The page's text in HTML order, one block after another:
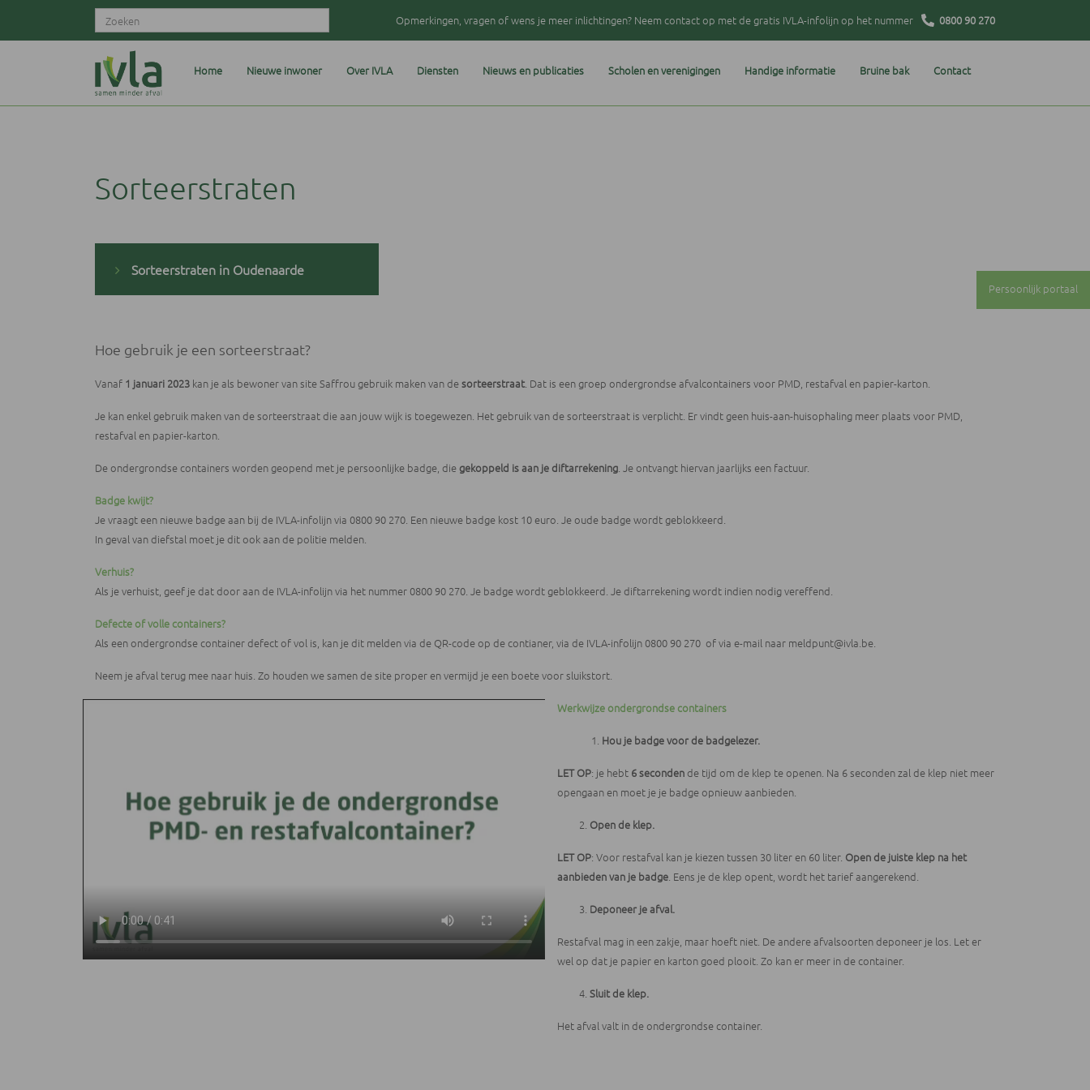
Opmerkingen, vragen of wens je meer inlichtingen? Neem contact op met de gratis IVLA-infolijn op het nummer 0800 90 270
Home Nieuwe inwoner Over IVLA Diensten Nieuws en publicaties Scholen en verenigingen Handige informatie Bruine bak Contact
Persoonlijk portaal
Sorteerstraten
Sorteerstraten in Oudenaarde
Hoe gebruik je een sorteerstraat?
Vanaf 1 januari 2023 kan je als bewoner van site Saffrou gebruik maken van desorteerstraat. Dat is een groep ondergrondse afvalcontainers voor PMD, restafval en papier-karton.
Je kan enkel gebruik maken van de sorteerstraat die aan jouw wijk is toegewezen. Het gebruik van de sorteerstraat is verplicht. Er vindt geen huis-aan-huisophaling meer plaats voor PMD,
restafval en papier-karton.
De ondergrondse containers worden geopend met je persoonlijke badge, diegekoppeld is aan je diftarrekening. Je ontvangt hiervan jaarlijks een factuur.
Badge kwijt?
Je vraagt een nieuwe badge aan bij de IVLA-infolijn via 0800 90 270. Een nieuwe badge kost 10 euro. Je oude badge wordt geblokkeerd.
In geval van diefstal moet je dit ook aan de politie melden.
Verhuis?
Als je verhuist, geef je dat door aan de IVLA-infolijn via het nummer 0800 90 270. Je badge wordt geblokkeerd. Je diftarrekening wordt indien nodig vereffend.
Defecte of volle containers?
Als een ondergrondse container defect of vol is, kan je dit melden via de QR-code op de contianer, via de IVLA-infolijn 0800 90 270 of via e-mail naar meldpunt@ivla.be.
Neem je afval terug mee naar huis. Zo houden we samen de site proper en vermijd je een boete voor sluikstort.
Werkwijze ondergrondse containers
Hou je badge voor de badgelezer.
LET OP: je hebt 6 seconden de tijd om de klep te openen. Na 6 seconden zal de klep niet meer
opengaan en moet je je badge opnieuw aanbieden.
Open de klep.
LET OP: Voor restafval kan je kiezen tussen 30 liter en 60 liter. Open de juiste klep na het
aanbieden van je badge. Eens je de klep opent, wordt het tarief aangerekend.
Deponeer je afval.
Restafval mag in een zakje, maar hoeft niet. De andere afvalsoorten deponeer je los. Let er
wel op dat je papier en karton goed plooit. Zo kan er meer in de container.
Sluit de klep.
Het afval valt in de ondergrondse container.